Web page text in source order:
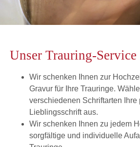
Unser Trauring-
Wir schenken Ihnen zur
Gravur für Ihre Trauringe.
verschiedenen Schriftarten Ihre
Lieblingsschrift aus.
Wir schenken Ihnen zu jedem
sorgfältige und individuelle